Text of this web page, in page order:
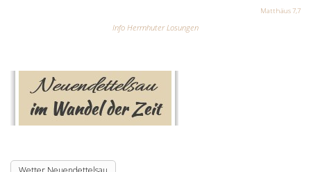
Matthäus 7,7
Info Herrnhuter Losungen